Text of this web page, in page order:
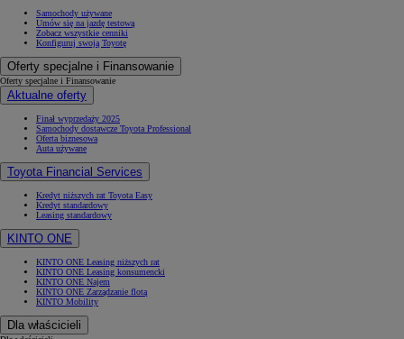
Samochody używane
Umów się na jazdę testową
Zobacz wszystkie cenniki
Konfiguruj swoją Toyotę
Oferty specjalne i Finansowanie
Oferty specjalne i Finansowanie
Aktualne oferty
Finał wyprzedaży 2025
Samochody dostawcze Toyota Professional
Oferta biznesowa
Auta używane
Toyota Financial Services
Kredyt niższych rat Toyota Easy
Kredyt standardowy
Leasing standardowy
KINTO ONE
KINTO ONE Leasing niższych rat
KINTO ONE Leasing konsumencki
KINTO ONE Najem
KINTO ONE Zarządzanie flotą
KINTO Mobility
Dla właścicieli